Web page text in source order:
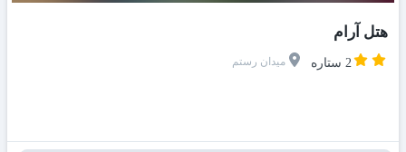
هتل آرام
2 ستاره میدان رستم